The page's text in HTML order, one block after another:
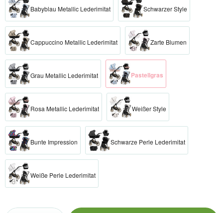
Babyblau Metallic Lederimitat Schwarzer Style
Cappuccino Metallic Lederimitat Zarte Blumen
Grau Metallic Lederimitat Pastellgras
Rosa Metallic Lederimitat Weißer Style
Bunte Impression Schwarze Perle Lederimitat
Weiße Perle Lederimitat